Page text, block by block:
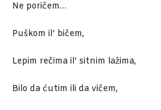
Ne poričem…
Puškom il’ bičem,
Lepim rečima il’ sitnim lažima,
Bilo da ćutim ili da vičem,